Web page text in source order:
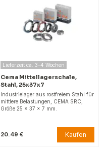
Lieferzeit ca. 3–4 Wochen
Cema Mittellagerschale,
Stahl, 25x37x7
Industrielager aus rostfreiem Stahl für
mittlere Belastungen, CEMA SRC,
Größe 25 x 37 x 7 mm.
20.49 € Kaufen